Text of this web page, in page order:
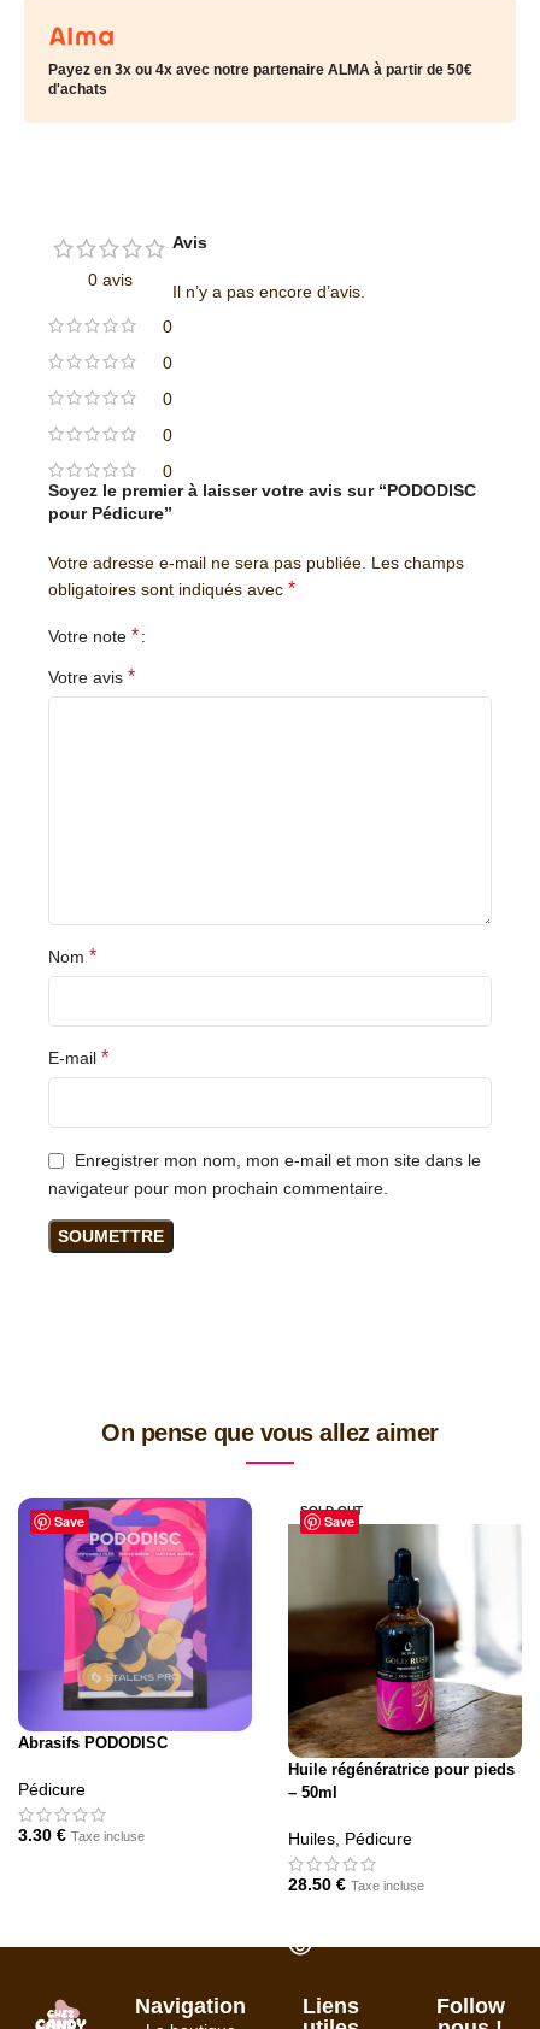
Payez en 3x ou 4x avec notre partenaire ALMA à partir de 50€
d'achats
0 avis
0
0
0
0
0
Avis
Il n’y a pas encore d’avis.
Soyez le premier à laisser votre avis sur “PODODISC
pour Pédicure”
Votre adresse e-mail ne sera pas publiée. Les champs
obligatoires sont indiqués avec *
Votre note *
Votre avis *
Nom *
E-mail *
Enregistrer mon nom, mon e-mail et mon site dans le
navigateur pour mon prochain commentaire.
On pense que vous allez aimer
Save
Abrasifs PODODISC
Pédicure
3.30 € Taxe incluse
Save
SOLD OUT
Huile régénératrice pour pieds
– 50ml
Huiles, Pédicure
28.50 € Taxe incluse
Navigation
Liens
Follow